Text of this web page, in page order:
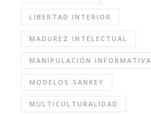
LIBERTAD INTERIOR
MADUREZ INTELECTUAL
MANIPULACIÓN INFORMATIVA
MODELOS SANKEY
MULTICULTURALIDAD